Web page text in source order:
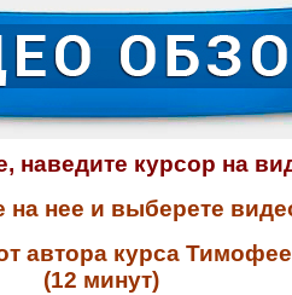
наведите курсор на
на нее и выберете
автора курса
(12 минут)